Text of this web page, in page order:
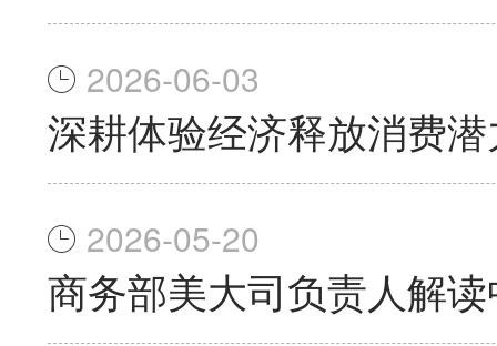
2026-06-03
深耕体验经济释放消费
2026-05-20
商务部美大司负责人解